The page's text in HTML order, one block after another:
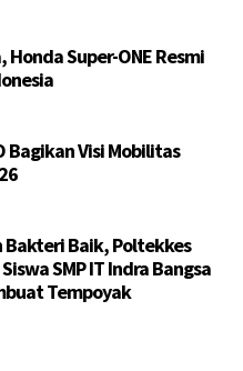
Super-ONE Resmi
Bagikan Visi Mobilitas
Baik, Poltekkes
SMP IT Indra Bangsa
Tempoyak